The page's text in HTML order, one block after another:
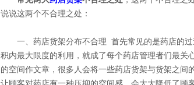
说说这两个不合理之处：
一、药店货架分布不合理 首先常见的是药店的过
积内最大限度的利用，就成了每个药店管理者们最关
的空间作文章，很多人会将一些药店货架与货架之